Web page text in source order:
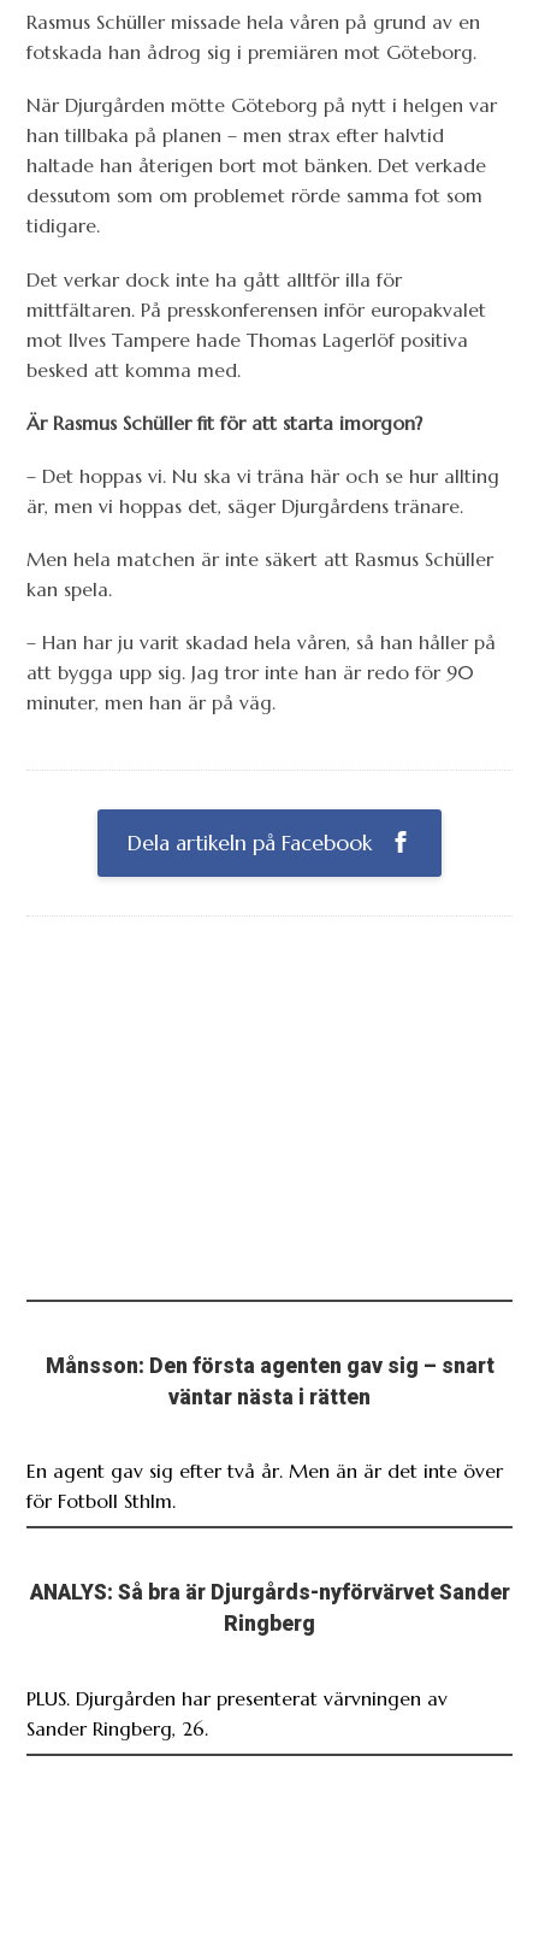
Rasmus Schüller missade hela våren på grund av en
fotskada han ådrog sig i premiären mot Göteborg.
När Djurgården mötte Göteborg på nytt i helgen var
han tillbaka på planen – men strax efter halvtid
haltade han återigen bort mot bänken. Det verkade
dessutom som om problemet rörde samma fot som
tidigare.
Det verkar dock inte ha gått alltför illa för
mittfältaren. På presskonferensen inför europakvalet
mot Ilves Tampere hade Thomas Lagerlöf positiva
besked att komma med.
Är Rasmus Schüller fit för att starta imorgon?
– Det hoppas vi. Nu ska vi träna här och se hur allting
är, men vi hoppas det, säger Djurgårdens tränare.
Men hela matchen är inte säkert att Rasmus Schüller
kan spela.
– Han har ju varit skadad hela våren, så han håller på
att bygga upp sig. Jag tror inte han är redo för 90
minuter, men han är på väg.
Dela artikeln på Facebook
Månsson: Den första agenten gav sig – snart
väntar nästa i rätten
En agent gav sig efter två år. Men än är det inte över
för Fotboll Sthlm.
ANALYS: Så bra är Djurgårds-nyförvärvet Sander
Ringberg
PLUS. Djurgården har presenterat värvningen av
Sander Ringberg, 26.